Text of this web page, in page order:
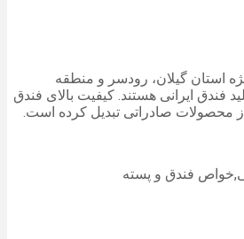
استان گیلان، رودسر و منطقه
فندق ایرانی هستند. کیفیت بالای فندق
محصولات صادراتی تبدیل کرده است.